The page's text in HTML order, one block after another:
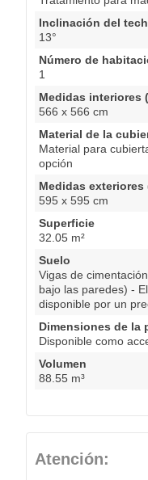
Inclinación del
13°
Número de
1
Medidas interiores
566 x 566 cm
Material de la
Material para
opción
Medidas
595 x 595 cm
Superficie
32.05 m²
Suelo
Vigas de
bajo las paredes) -
disponible por un
Dimensiones de la
Disponible como
Volumen
88.55 m³
Atención: